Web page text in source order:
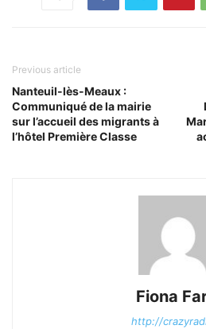
Previous article
Nanteuil-lès-Meaux :
Communiqué de la mairie
sur l’accueil des migrants à
l’hôtel Première Classe
Fiona
http://